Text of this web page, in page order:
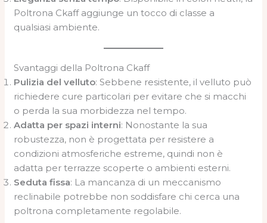
Poltrona Ckaff aggiunge un tocco di classe a
qualsiasi ambiente.
Svantaggi della Poltrona Ckaff
Pulizia del velluto: Sebbene resistente, il velluto può
richiedere cure particolari per evitare che si macchi
o perda la sua morbidezza nel tempo.
Adatta per spazi interni: Nonostante la sua
robustezza, non è progettata per resistere a
condizioni atmosferiche estreme, quindi non è
adatta per terrazze scoperte o ambienti esterni.
Seduta fissa: La mancanza di un meccanismo
reclinabile potrebbe non soddisfare chi cerca una
poltrona completamente regolabile.